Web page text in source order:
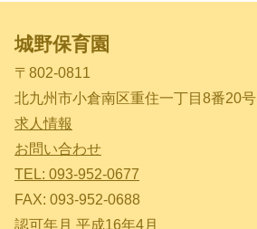
城野保育園
〒802-0811
北九州市小倉南区重住一丁目8番20号
求人情報
お問い合わせ
TEL: 093-952-0677
FAX: 093-952-0688
認可年月 平成16年4月